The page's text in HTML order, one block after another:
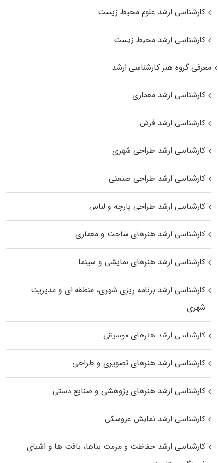
کارشناسی ارشد علوم محیط‌ زیست
کارشناسی ارشد محیط زیست
معرفی گروه هنر کارشناسی ارشد
کارشناسی ارشد معماری
کارشناسی ارشد فرش
کارشناسی ارشد طراحی شهری
کارشناسی ارشد طراحی صنعتی
کارشناسی ارشد طراحی پارچه و لباس
کارشناسی ارشد هنرهای ساخت و معماری
کارشناسی ارشد هنرهای نمایشی و سینما
کارشناسی ارشد برنامه ریزی شهری، منطقه‌ ای و مدیریت
شهری
کارشناسی ارشد هنرهای موسیقی
کارشناسی ارشد هنرهای تصویری و طراحی
کارشناسی ارشد هنرهای پژوهشی و صنایع دستی
کارشناسی ارشد نمایش عروسکی
کارشناسی ارشد حفاظت و مرمت بناها، بافت‌ ها و اشیای